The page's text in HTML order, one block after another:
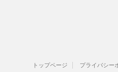
トップページ プライバシー